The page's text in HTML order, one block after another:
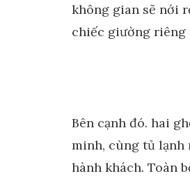
không gian sẽ nới
chiếc giường riêng
Bên cạnh đó. hai
minh, cùng tủ lạnh
hành khách. Toàn